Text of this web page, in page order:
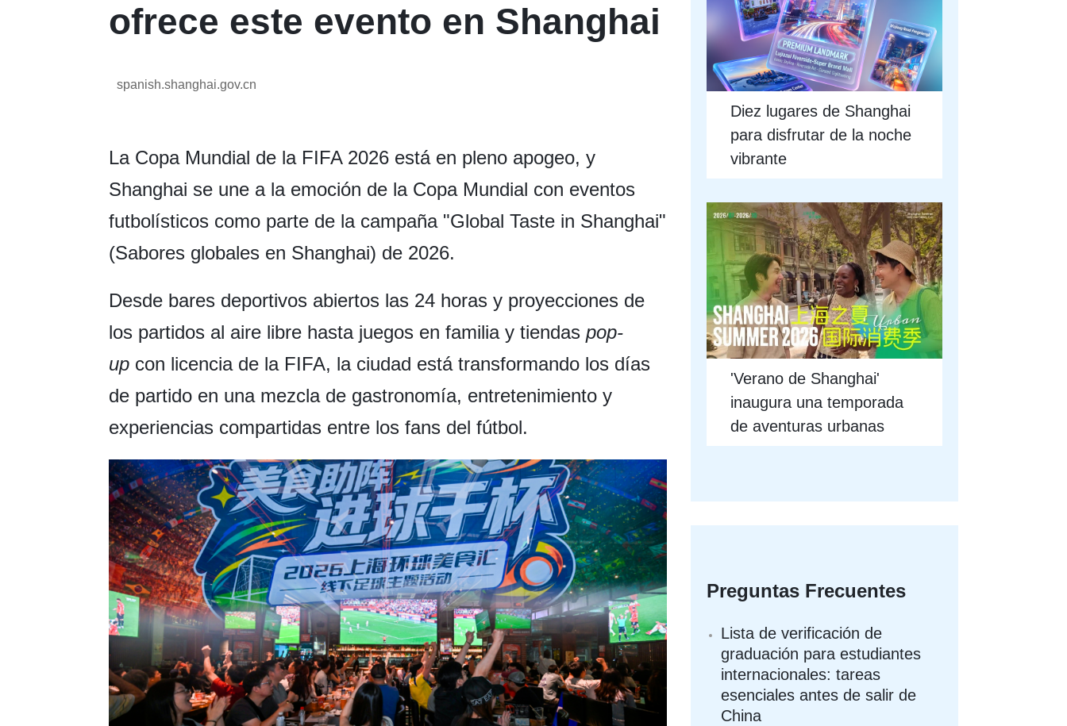
ofrece este evento en Shanghai
spanish.shanghai.gov.cn
La Copa Mundial de la FIFA 2026 está en pleno apogeo, y
Shanghai se une a la emoción de la Copa Mundial con eventos
futbolísticos como parte de la campaña "Global Taste in Shanghai"
(Sabores globales en Shanghai) de 2026.
Desde bares deportivos abiertos las 24 horas y proyecciones de
los partidos al aire libre hasta juegos en familia y tiendas pop-
up con licencia de la FIFA, la ciudad está transformando los días
de partido en una mezcla de gastronomía, entretenimiento y
experiencias compartidas entre los fans del fútbol.
Diez lugares de Shanghai
para disfrutar de la noche
vibrante
'Verano de Shanghai'
inaugura una temporada
de aventuras urbanas
Preguntas Frecuentes
Lista de verificación de
graduación para estudiantes
internacionales: tareas
esenciales antes de salir de
China